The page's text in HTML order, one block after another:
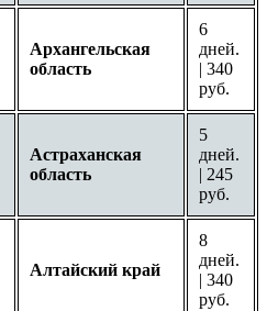
Архангельская
область
6
дней.
| 340
руб.
Астраханская
область
5
дней.
| 245
руб.
Алтайский край
8
дней.
| 340
руб.